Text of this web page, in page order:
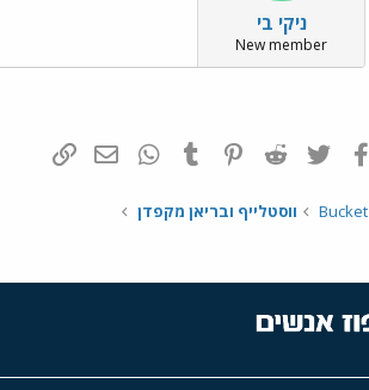
ניקי בי
New member
פייסבוק Twitter
Reddit
Pinterest
Tumblr
WhatsAppדואר אלקטרוני
Bucket ווסטלייף ובריאן מקפדן